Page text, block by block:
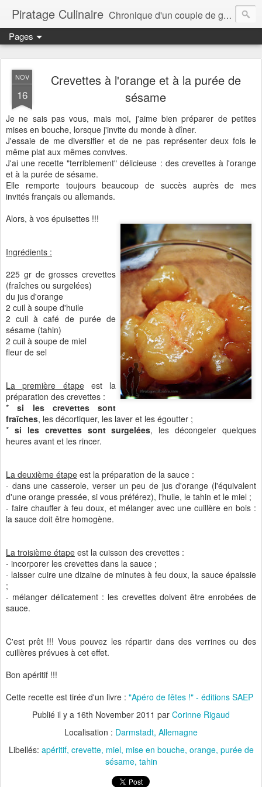
Piratage Culinaire Chronique d'un couple de gourmands
Pages
NOV
16
Crevettes à l'orange et à la purée de
sésame
Je ne sais pas vous, mais moi, j'aime bien préparer de petites
mises en bouche, lorsque j'invite du monde à dîner.
J'essaie de me diversifier et de ne pas représenter deux fois le
même plat aux mêmes convives.
J'ai une recette "terriblement" délicieuse : des crevettes à l'orange
et à la purée de sésame.
Elle remporte toujours beaucoup de succès auprès de mes
invités français ou allemands.
Alors, à vos épuisettes !!!
Ingrédients :
225 gr de grosses crevettes
(fraîches ou surgelées)
du jus d'orange
2 cuil à soupe d'huile
2 cuil à café de purée de
sésame (tahin)
2 cuil à soupe de miel
fleur de sel
La première étapeest la
préparation des crevettes :
*si les crevettes sont
fraîches, les décortiquer, les laver et les égoutter ;
* si les crevettes sont surgelées, les décongeler quelques
heures avant et les rincer.
La deuxième étape est la préparation de la sauce :
- dans une casserole, verser un peu de jus d'orange (l'équivalent
d'une orange pressée, si vous préférez), l'huile, le tahin et le miel ;
- faire chauffer à feu doux, et mélanger avec une cuillère en bois :
la sauce doit être homogène.
La troisième étape est la cuisson des crevettes :
- incorporer les crevettes dans la sauce ;
- laisser cuire une dizaine de minutes à feu doux, la sauce épaissie
;
- mélanger délicatement : les crevettes doivent être enrobées de
sauce.
C'est prêt !!! Vous pouvez les répartir dans des verrines ou des
cuillères prévues à cet effet.
Bon apéritif !!!
Cette recette est tirée d'un livre : "Apéro de fêtes !" - éditions SAEP
Publié il y a 16th November 2011 par Corinne Rigaud
Localisation : Darmstadt, Allemagne
Libellés: apéritif crevette miel mise en bouche orange purée de
sésame tahin